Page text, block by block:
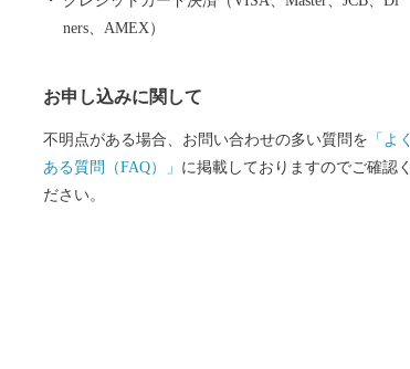
ners、AMEX）
お申し込みに関して
不明点がある場合、お問い合わせの多い質問を 「よく
ある質問（FAQ）」 に掲載しておりますのでご確認く
ださい。